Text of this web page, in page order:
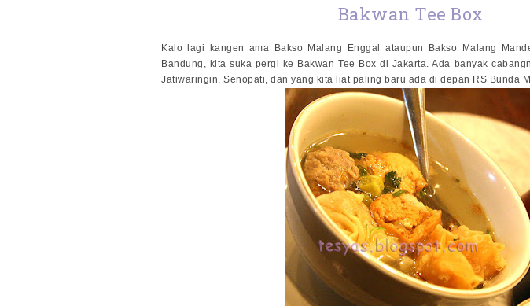
Bakwan Tee Box
Kalo lagi kangen ama Bakso Malang Enggal ataupun Bakso Malang
Bandung, kita suka pergi ke Bakwan Tee Box di Jakarta. Ada banyak
Jatiwaringin, Senopati, dan yang kita liat paling baru ada di depan RS Bunda